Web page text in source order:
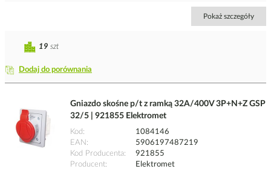
Pokaż szczegóły
Dodaj do porównania
19 szt
Gniazdo skośne p/t z ramką 32A/400V 3P+N+Z GSP
32/5 | 921855 Elektromet
Kod
1084146
EAN
5906197487219
Kod Producenta
921855
Producent
Elektromet